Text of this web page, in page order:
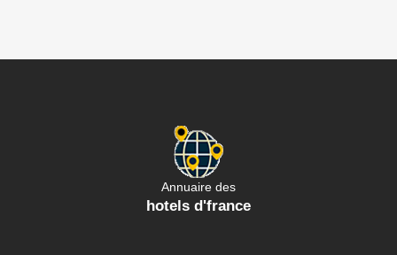
Annuaire des
hotels d'france